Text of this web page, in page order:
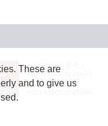
JASRAC許諾番号：
9024936001Y45037
JASRAC許諾番号：
These are
and to give us